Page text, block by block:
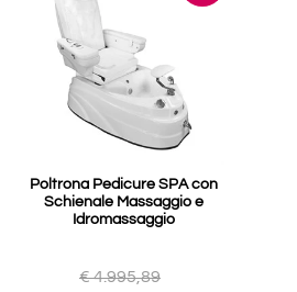
Poltrona Pedicure SPA con
Schienale Massaggio e
Idromassaggio
€ 4.995,89